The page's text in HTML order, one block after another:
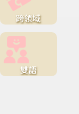
跨領域
雙語